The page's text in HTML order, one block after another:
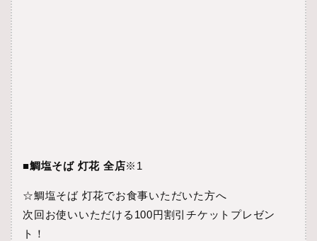
■鯛塩そば 灯花 全店※1
☆鯛塩そば 灯花でお食事いただいた方へ
次回お使いいただける100円割引チケットプレゼン
ト！